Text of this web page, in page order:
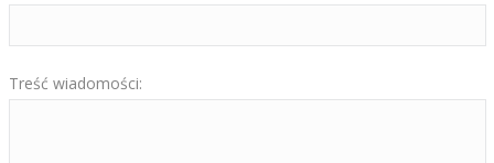
Treść wiadomości: